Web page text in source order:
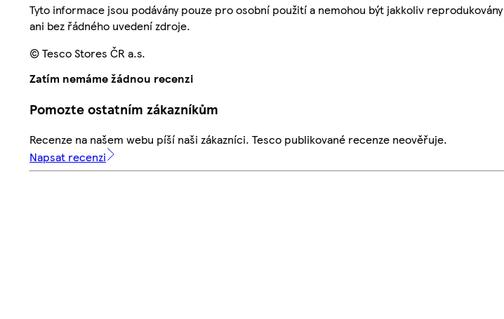
Tyto informace jsou podávány pouze pro osobní použití a nemohou být jakkoliv
ani bez řádného uvedení zdroje.
© Tesco Stores ČR a.s.
Zatím nemáme žádnou recenzi
Pomozte ostatním zákazníkům
Recenze na našem webu píší naši zákazníci. Tesco publikované recenze neověřuje.
Napsat recenzi